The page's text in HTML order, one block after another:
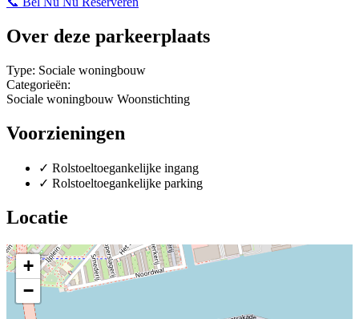
Over deze parkeerplaats
Type: Sociale woningbouw
Categorieën:
Sociale woningbouw Woonstichting
Voorzieningen
✓ Rolstoeltoegankelijke ingang
✓ Rolstoeltoegankelijke parking
Locatie
+
−